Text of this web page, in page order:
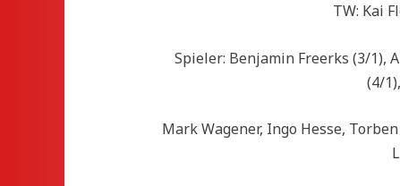
TW: Kai
Spieler: Benjamin Freerks (3/1),
(4/
Mark Wagener, Ingo Hesse,